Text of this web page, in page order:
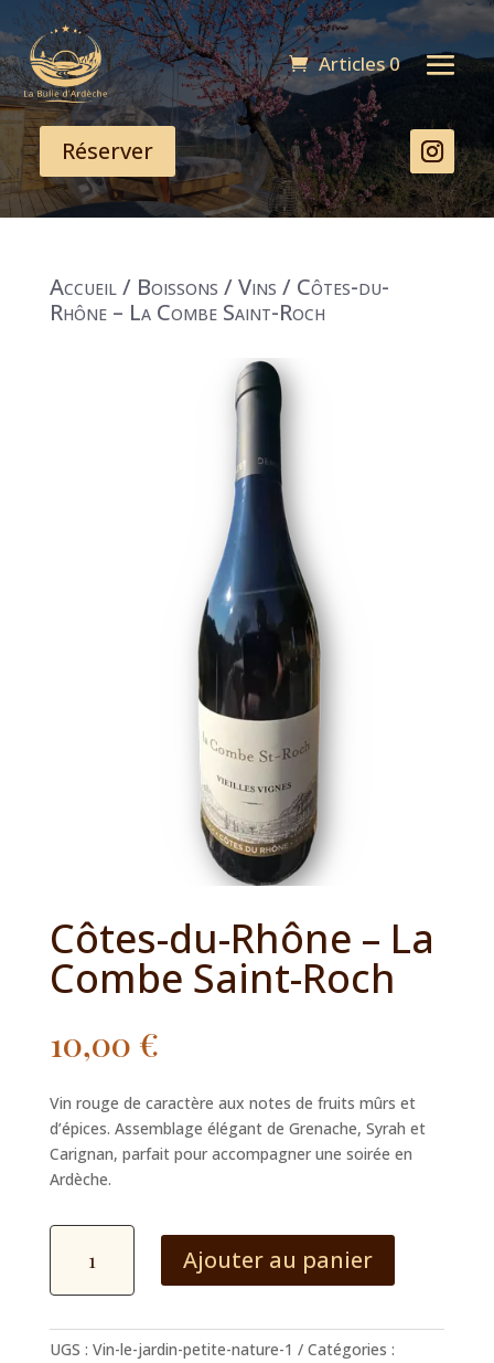
Articles 0
Réserver
Accueil/ Boissons /Vins / Côtes-du-
Rhône – La Combe Saint-Roch
Côtes-du-Rhône – La
Combe Saint-Roch
10,00 €
Vin rouge de caractère aux notes de fruits mûrs et
d’épices. Assemblage élégant de Grenache, Syrah et
Carignan, parfait pour accompagner une soirée en
Ardèche.
quantité
Côtes-
Ajouter au panier
UGS : Vin-le-jardin-petite-nature-1
Catégories :